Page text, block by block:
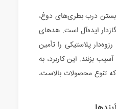
بستن درب بطری‌های دوغ،
ایده‌آل است. هدهای
پلاستیکی را تأمین
بزنند. این کاربرد، به
تنوع محصولات بالاست،